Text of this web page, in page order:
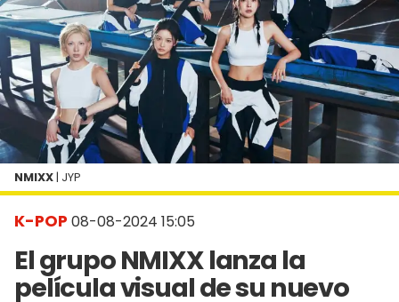
K-POP 08-08-2024 15:05
El grupo NMIXX lanza la
película visual de su nuevo
NMIXX | JYP